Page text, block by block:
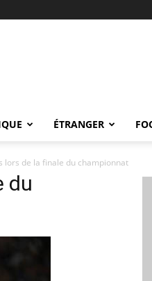
ÉTRANGER
lors de la finale du championnat
du